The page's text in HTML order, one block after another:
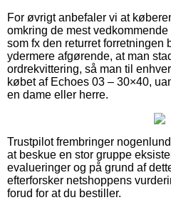
For øvrigt anbefaler vi at
omkring de mest
som fx den returret forretningen
ydermere afgørende, at man
ordrekvittering, så man til
købet af Echoes 03 – 30×40,
en dame eller herre.
Trustpilot frembringer
at beskue en stor gruppe
evalueringer og på grund af
efterforsker netshoppens
forud for at du bestiller.